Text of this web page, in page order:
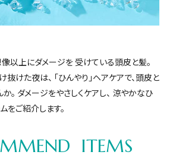
像以上にダメージを 受けている頭皮と髪。
抜けた夜は、 「ひんやり」ヘアケアで、頭皮と
。 ダメージをやさしくケアし、 涼やかなひ
をご紹介します。
ITEMS